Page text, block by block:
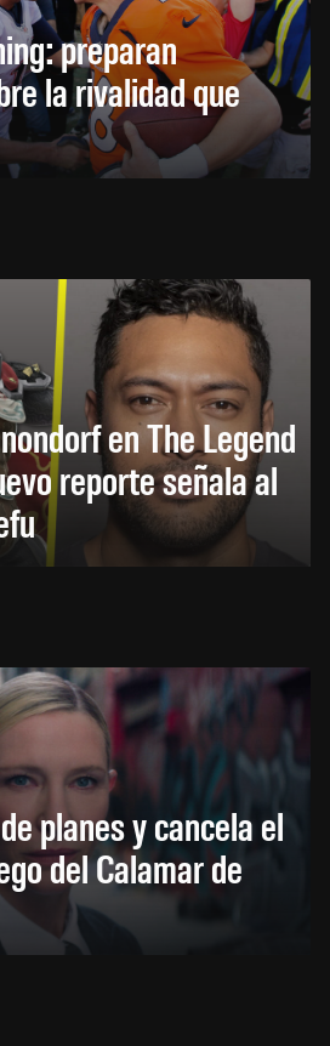
preparan
la rivalidad que
en The Legend
reporte señala al
planes y cancela el
del Calamar de